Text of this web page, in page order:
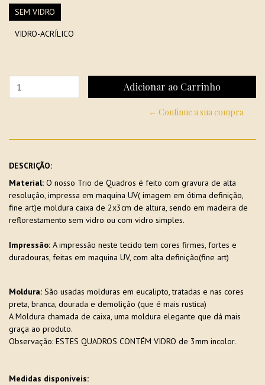
SEM VIDRO
VIDRO-ACRÍLICO
← Continue a sua compra
DESCRIÇÃO:
Material: O nosso Trio de Quadros é feito com gravura de alta
resolução, impressa em maquina UV( imagem em ótima definição,
fine art)e moldura caixa de 2x3cm de altura, sendo em madeira de
reflorestamento sem vidro ou com vidro simples.
Impressão: A impressão neste tecido tem cores firmes, fortes e
duradouras, feitas em maquina UV, com alta definição(fine art)
Moldura: São usadas molduras em eucalipto, tratadas e nas cores
preta, branca, dourada e demolição (que é mais rustica)
A Moldura chamada de caixa, uma moldura elegante que dá mais
graça ao produto.
Observação: ESTES QUADROS CONTÉM VIDRO de 3mm incolor.
Medidas disponíveis: